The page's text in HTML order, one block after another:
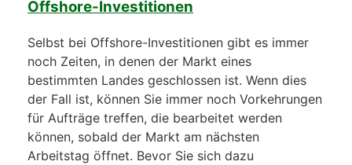
Offshore-Investitionen
Selbst bei Offshore-Investitionen gibt es immer
noch Zeiten, in denen der Markt eines
bestimmten Landes geschlossen ist. Wenn dies
der Fall ist, können Sie immer noch Vorkehrungen
für Aufträge treffen, die bearbeitet werden
können, sobald der Markt am nächsten
Arbeitstag öffnet. Bevor Sie sich dazu